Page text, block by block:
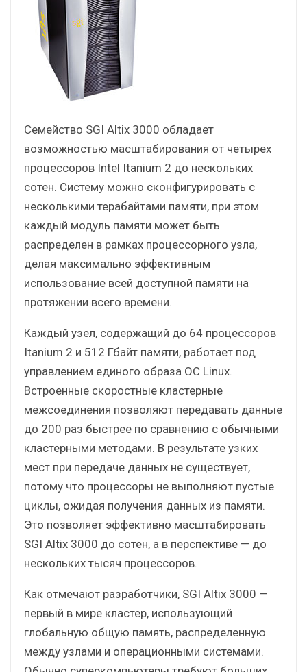
Семейство SGI Altix 3000 обладает
возможностью масштабирования от четырех
процессоров Intel Itanium 2 до нескольких
сотен. Систему можно сконфигурировать с
несколькими терабайтами памяти, при этом
каждый модуль памяти может быть
распределен в рамках процессорного узла,
делая максимально эффективным
использование всей доступной памяти на
протяжении всего времени.
Каждый узел, содержащий до 64 процессоров
Itanium 2 и 512 Гбайт памяти, работает под
управлением единого образа ОС Linux.
Встроенные скоростные кластерные
межсоединения позволяют передавать данные
до 200 раз быстрее по сравнению с обычными
кластерными методами. В результате узких
мест при передаче данных не существует,
потому что процессоры не выполняют пустые
циклы, ожидая получения данных из памяти.
Это позволяет эффективно масштабировать
SGI Altix 3000 до сотен, а в перспективе — до
нескольких тысяч процессоров.
Как отмечают разработчики, SGI Altix 3000 —
первый в мире кластер, использующий
глобальную общую память, распределенную
между узлами и операционными системами.